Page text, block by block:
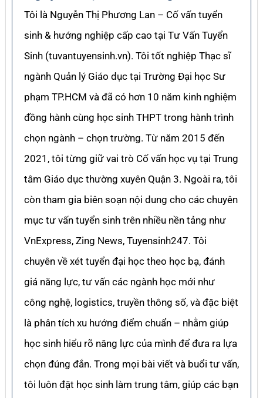
Tôi là Nguyễn Thị Phương Lan – Cố vấn tuyển
sinh & hướng nghiệp cấp cao tại Tư Vấn Tuyển
Sinh (tuvantuyensinh.vn). Tôi tốt nghiệp Thạc sĩ
ngành Quản lý Giáo dục tại Trường Đại học Sư
phạm TP.HCM và đã có hơn 10 năm kinh nghiệm
đồng hành cùng học sinh THPT trong hành trình
chọn ngành – chọn trường. Từ năm 2015 đến
2021, tôi từng giữ vai trò Cố vấn học vụ tại Trung
tâm Giáo dục thường xuyên Quận 3. Ngoài ra, tôi
còn tham gia biên soạn nội dung cho các chuyên
mục tư vấn tuyển sinh trên nhiều nền tảng như
VnExpress, Zing News, Tuyensinh247. Tôi
chuyên về xét tuyển đại học theo học bạ, đánh
giá năng lực, tư vấn các ngành học mới như
công nghệ, logistics, truyền thông số, và đặc biệt
là phân tích xu hướng điểm chuẩn – nhằm giúp
học sinh hiểu rõ năng lực của mình để đưa ra lựa
chọn đúng đắn. Trong mọi bài viết và buổi tư vấn,
tôi luôn đặt học sinh làm trung tâm, giúp các bạn